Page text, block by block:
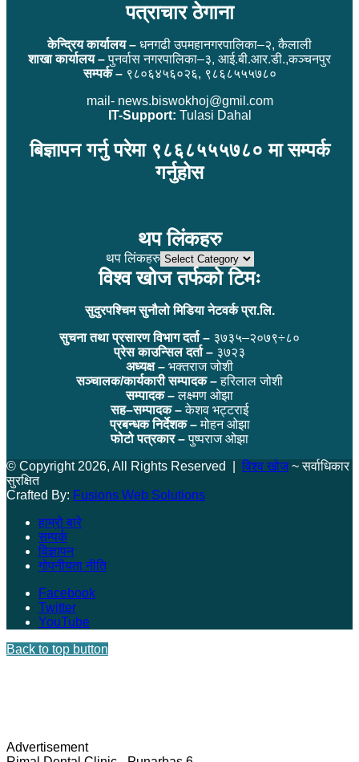
पत्राचार ठेगाना
केन्द्रिय कार्यालय – धनगढी उपमहानगरपालिका–२, कैलाली
शाखा कार्यालय –पुनर्वास नगरपालिका–३, आई.बी.आर.डी.,कञ्चनपुर
सम्पर्क –९८०६४५६०२६, ९८६८५५५७८०
mail- news.biswokhoj@gmil.com
IT-Support: Tulasi Dahal
बिज्ञापन गर्नु परेमा ९८६८५५५७८० मा सम्पर्क
गर्नुहोस
थप लिंकहरु
थप लिंकहरु
विश्व खोज तर्फको टिमः
सुदुरपश्चिम सुनौलो मिडिया नेटवर्क प्रा.लि.
सुचना तथा प्रसारण विभाग दर्ता – ३७३५–२०७९÷८०
प्रेस काउन्सिल दर्ता – ३७२३
अध्यक्ष – भक्तराज जोशी
सञ्चालक/कार्यकारी सम्पादक –हरिलाल जोशी
सम्पादक –लक्ष्मण ओझा
सह–सम्पादक –केशव भट्टराई
प्रबन्धक निर्देशक –मोहन ओझा
फोटो पत्रकार –पुष्पराज ओझा
© Copyright 2026, All Rights Reserved | विश्व खोज~ सर्वाधिकार
सुरक्षित
Crafted By: Fusions Web Solutions
हाम्रो बारे
सम्पर्क
विज्ञापन
गोपनीयता नीति
Facebook
Twitter
YouTube
Back to top button
Advertisement